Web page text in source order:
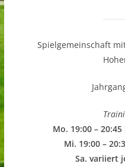
Spielgemeinschaft
Mo. 19:00 –
Mi. 19:00 –
Sa. variiert